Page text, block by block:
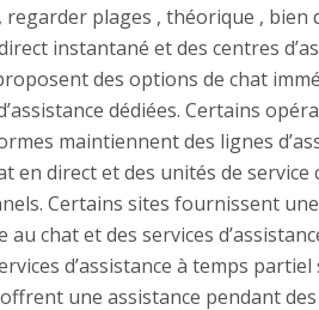
plages , théorique , bien
instantané et des centres
des options de chat
dédiées. Certains
maintiennent des lignes
direct et des unités de service
Certains sites fournissent
chat et des services
d’assistance à temps
une assistance pendant